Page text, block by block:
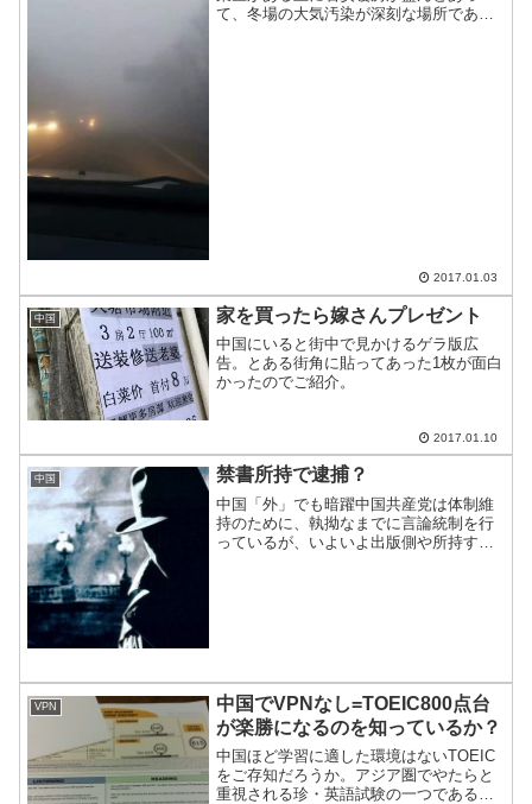
て、冬場の大気汚染が深刻な場所であ
2017.01.03
中国 家を買ったら嫁さんプレゼント
中国にいると街中で見かけるゲラ版広
告。とある街角に貼ってあった1枚が面白
かったのでご紹介。
2017.01.10
中国 禁書所持で逮捕？
中国「外」でも暗躍中国共産党は体制維
持のために、執拗なまでに言論統制を行
っているが、いよいよ出版側や所持する
VPN
中国でVPNなし=TOEIC800点台
が楽勝になるのを知っているか？
中国ほど学習に適した環境はないTOEIC
をご存知だろうか。アジア圏でやたらと
重視される珍・英語試験の一つである。